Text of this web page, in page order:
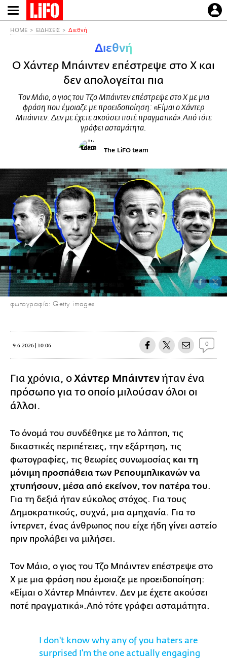
Παράκαμψη
προς
HOME ΕΙΔΗΣΕΙΣ Διεθνή
Διεθνή
Ο Χάντερ Μπάιντεν επέστρεψε στο X και
δεν απολογείται πια
Τον Μάιο, ο γιος του Τζο Μπάιντεν επέστρεψε στο X με μια
φράση που έμοιαζε με προειδοποίηση: «Είμαι ο Χάντερ
Μπάιντεν. Δεν με έχετε ακούσει ποτέ πραγματικά».Από τότε
γράφει ασταμάτητα.
The LiFO team
φωτογραφία: Getty images
9.6.2026 | 10:06 0
Για χρόνια, οΧάντερ Μπάιντεν ήταν ένα
πρόσωπο για το οποίο μιλούσαν όλοι οι
άλλοι.
Το όνομά του συνδέθηκε με το λάπτοπ, τις
δικαστικές περιπέτειες, την εξάρτηση, τις
φωτογραφίες, τις θεωρίες συνωμοσίας και τη
μόνιμη προσπάθεια των Ρεπουμπλικανών να
χτυπήσουν, μέσα από εκείνον, τον πατέρα του.
Για τη δεξιά ήταν εύκολος στόχος. Για τους
Δημοκρατικούς, συχνά, μια αμηχανία. Για το
ίντερνετ, ένας άνθρωπος που είχε ήδη γίνει αστείο
πριν προλάβει να μιλήσει.
Τον Μάιο, ο γιος του Τζο Μπάιντεν επέστρεψε στο
X με μια φράση που έμοιαζε με προειδοποίηση:
«Είμαι ο Χάντερ Μπάιντεν. Δεν με έχετε ακούσει
ποτέ πραγματικά».Από τότε γράφει ασταμάτητα.
I don't know why any of you haters are
surprised I'm the one actually engaging